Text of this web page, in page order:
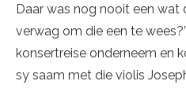
Daar was nog nooit een wat
verwag om die een te
konsertreise onderneem en
sy saam met die violis